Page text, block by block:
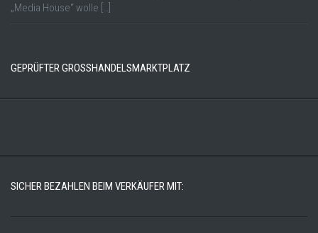
„Media House“ wolle […]
GEPRÜFTER GROSSHANDELSMARKTPLATZ
SICHER BEZAHLEN BEIM VERKÄUFER MIT: